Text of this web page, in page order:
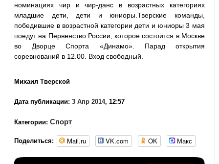
номинациях чир и чир-данс в возрастных категориях
младшие дети, дети и юниоры.Тверские команды,
победившие в возрастной категории дети и юниоры 3 мая
поедут на Первенство России, которое состоится в Москве
во Дворце Спорта «Динамо». Парад открытия
соревнований в 12.00. Вход свободный.
Михаил Тверской
Дата публикации: 3 Апр 2014, 12:57
Категории: Спорт
Поделиться: Mail.ru VK.com OK Макс